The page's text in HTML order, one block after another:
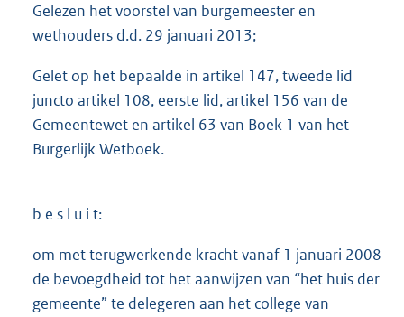
Gelezen het voorstel van burgemeester en
wethouders d.d. 29 januari 2013;
Gelet op het bepaalde in artikel 147, tweede lid
juncto artikel 108, eerste lid, artikel 156 van de
Gemeentewet en artikel 63 van Boek 1 van het
Burgerlijk Wetboek.
b e s l u i t:
om met terugwerkende kracht vanaf 1 januari 2008
de bevoegdheid tot het aanwijzen van “het huis der
gemeente” te delegeren aan het college van